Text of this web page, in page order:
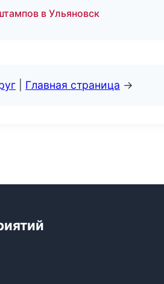
в Ульяновск
Главная страница →